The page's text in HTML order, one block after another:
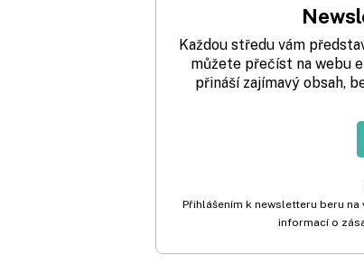
Každou středu vám
můžete přečíst na webu
přináší zajímavý obsah,
Přihlášením k newsletteru beru
informací o